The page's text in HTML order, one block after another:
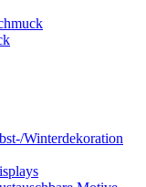
Winterdekoration